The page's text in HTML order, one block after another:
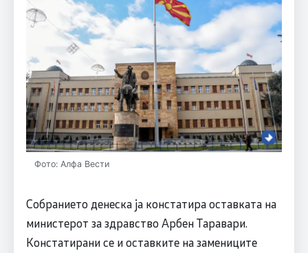
Фото: Алфа Вести
Собранието денеска ја констатира оставката на
министерот за здравство Арбен Таравари.
Констатирани се и оставките на замениците